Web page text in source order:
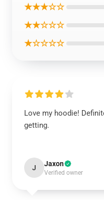
★★★☆☆
★★☆☆☆
★☆☆☆☆
Love my hoodie!
getting.
J Jaxon
Verified owner